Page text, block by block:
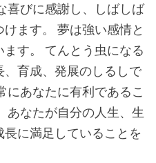
喜びに感謝し、しばしば
ます。 夢は強い感情と
す。 てんとう虫になる
育成、発展のしるしで
にあなたに有利であるこ
あなたが自分の人生、生
に満足していることを